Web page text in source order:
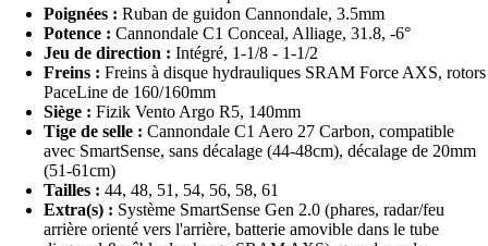
Poignées : Ruban de guidon Cannondale, 3.5mm
Potence : Cannondale C1 Conceal, Alliage, 31.8, -6°
Jeu de direction : Intégré, 1-1/8 - 1-1/2
Freins : Freins à disque hydrauliques SRAM Force AXS, rotors
PaceLine de 160/160mm
Siège : Fizik Vento Argo R5, 140mm
Tige de selle : Cannondale C1 Aero 27 Carbon, compatible
avec SmartSense, sans décalage (44-48cm), décalage de 20mm
(51-61cm)
Tailles : 44, 48, 51, 54, 56, 58, 61
Extra(s) : Système SmartSense Gen 2.0 (phares, radar/feu
arrière orienté vers l'arrière, batterie amovible dans le tube